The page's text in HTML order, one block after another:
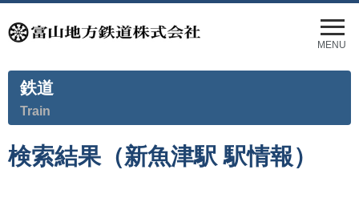
メ
ニ
ュ
ー
MENU
鉄道
Train
検索結果（新魚津駅 駅情報）